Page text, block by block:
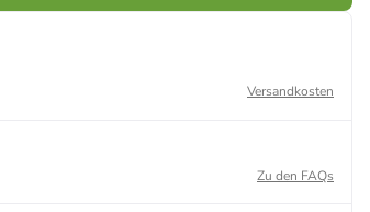
Versandkosten
Zu den FAQs